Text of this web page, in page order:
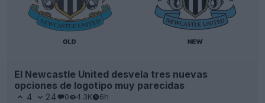
El Newcastle United desvela tres nuevas
opciones de logotipo muy parecidas
4 24 0 4.3K 6h